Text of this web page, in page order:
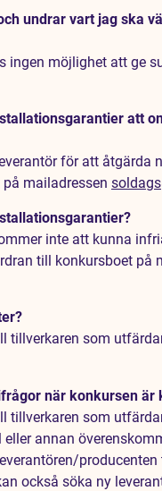
undrar vart jag ska
ingen möjlighet att ge
att
för att åtgärda
mailadressen
inte att kunna
till konkursboet på
tillverkaren som
när konkursen är
tillverkaren som
annan
också söka ny